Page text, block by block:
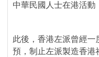
中華民國人士在港活
此後，香港左派曾經
預，制止左派製造香